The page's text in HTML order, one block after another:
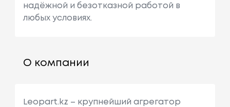
надёжной и безотказной работой в
любых условиях.
О компании
Leopart.kz – крупнейший агрегатор